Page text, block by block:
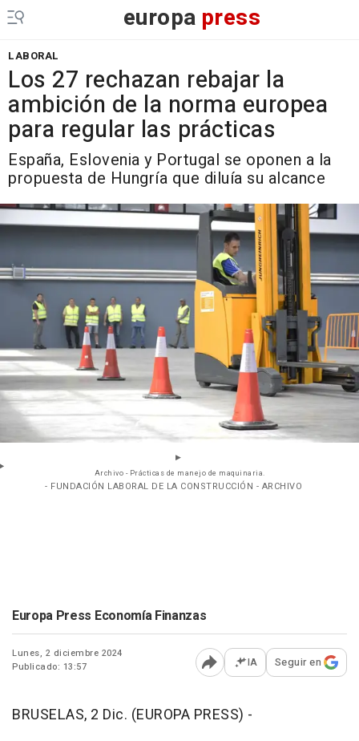
europa press
LABORAL
Los 27 rechazan rebajar la
ambición de la norma europea
para regular las prácticas
España, Eslovenia y Portugal se oponen a la
propuesta de Hungría que diluía su alcance
Archivo - Prácticas de manejo de maquinaria.
- FUNDACIÓN LABORAL DE LA CONSTRUCCIÓN - ARCHIVO
Europa Press Economía Finanzas
Lunes, 2 diciembre 2024
Publicado: 13:57
Abrir opciones para
IA Seguir en
BRUSELAS, 2 Dic. (EUROPA PRESS) -